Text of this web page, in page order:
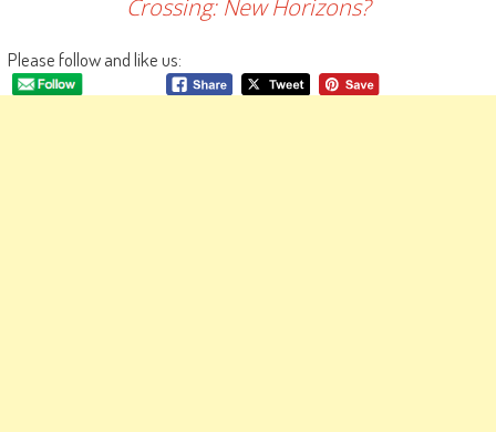
Crossing: New Horizons?
Please follow and like us: